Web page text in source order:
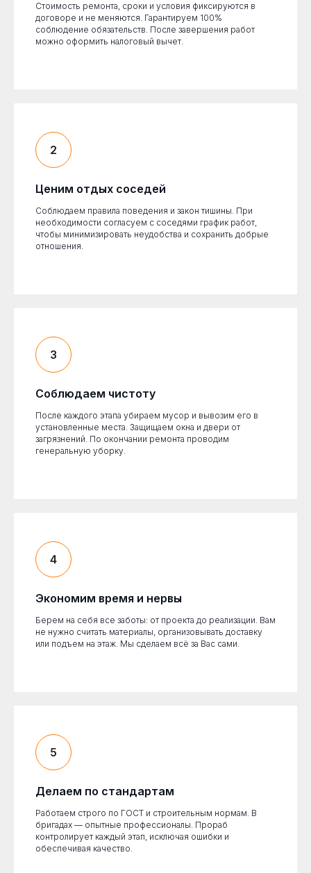
Стоимость ремонта, сроки и условия фиксируются в
договоре и не меняются. Гарантируем 100%
соблюдение обязательств. После завершения работ
можно оформить налоговый вычет.
Ценим отдых соседей
Соблюдаем правила поведения и закон тишины. При
необходимости согласуем с соседями график работ,
чтобы минимизировать неудобства и сохранить добрые
отношения.
Соблюдаем чистоту
После каждого этапа убираем мусор и вывозим его в
установленные места. Защищаем окна и двери от
загрязнений. По окончании ремонта проводим
генеральную уборку.
Экономим время и нервы
Берем на себя все заботы: от проекта до реализации. Вам
не нужно считать материалы, организовывать доставку
или подъем на этаж. Мы сделаем всё за Вас сами.
Делаем по стандартам
Работаем строго по ГОСТ и строительным нормам. В
бригадах — опытные профессионалы. Прораб
контролирует каждый этап, исключая ошибки и
обеспечивая качество.